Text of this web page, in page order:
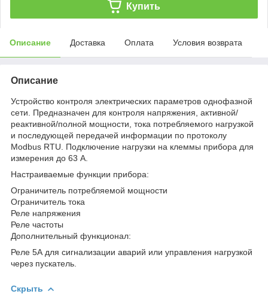
Купить
Описание Доставка Оплата Условия возврата
Описание
Устройство контроля электрических параметров однофазной
сети. Предназначен для контроля напряжения, активной/
реактивной/полной мощности, тока потребляемого нагрузкой
и последующей передачей информации по протоколу
Modbus RTU. Подключение нагрузки на клеммы прибора для
измерения до 63 А.
Настраиваемые функции прибора:
Ограничитель потребляемой мощности
Ограничитель тока
Реле напряжения
Реле частоты
Дополнительный функционал:
Реле 5А для сигнализации аварий или управления нагрузкой
через пускатель.
Скрыть